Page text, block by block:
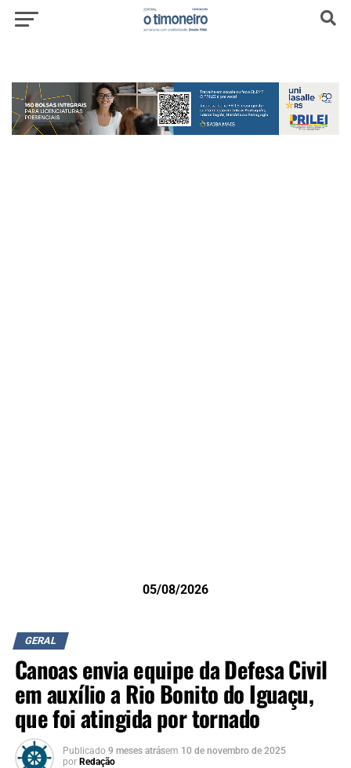
05/08/2026
GERAL
Canoas envia equipe da Defesa Civil
em auxílio a Rio Bonito do Iguaçu,
que foi atingida por tornado
Publicado 9 meses atrásem 10 de novembro de 2025
por Redação